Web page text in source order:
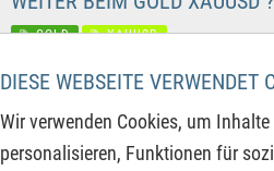
DIESE WEBSEITE VERWENDET
Wir verwenden Cookies, um
personalisieren, Funktionen für
GOLD XAUUSD
wahrscheinliche Alternativen für
sich am übergeordneten
hat, so gibt es nun zwei zu